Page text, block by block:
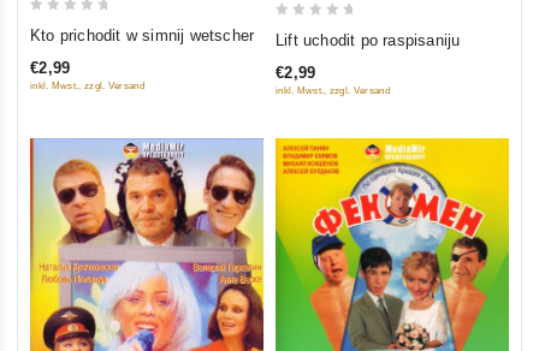
of
Kto prichodit w simnij wetscher
€2,99
inkl. Mwst., zzgl. Versand
of
Lift uchodit po raspisaniju
€2,99
inkl. Mwst., zzgl. Versand